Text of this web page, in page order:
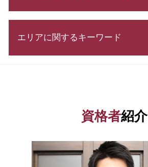
合同会社 株式会社 違い
増資 手続き
株式会社設立 流れ
電子 定款 代行
会社設立 流れ
創業計画書 書き方
助成金 制度
会社設立 助成金
日本政策金融公庫 借入申込書
スタートアップ 資金調達 方法
株式 発行
確定申告 申告漏れ
青色申告 メリット
税務調査 個人事業主
エリアに関するキーワード
資金調達 渋谷区 相談
資金調達 神奈川県 税理士
資金調達 中央区 相談
融資 埼玉県 税理士
資格者紹介